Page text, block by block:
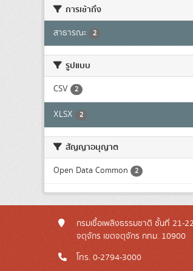
การเข้าถึง
สาธารณะ 2
รูปแบบ
CSV 2
XLSX 2
สัญญาอนุญาต
Open Data Common 2
กรมเชื้อเพลิงธรรมชาติ ชั้นที่ 21-
จตุจักร เขตจตุจักร กทม. 10900
โทร. 0-2794-3000